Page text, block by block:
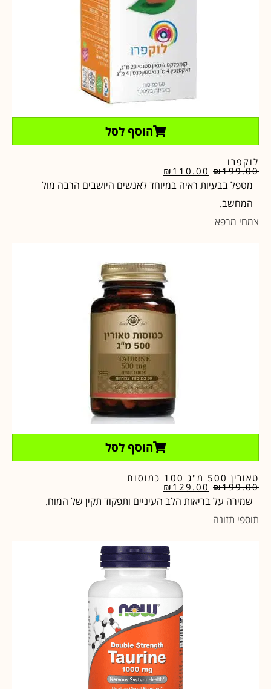
הוסף לסל
לוקפרו
₪199.00
₪ 110.00
מטפל בבעיות ראיה במיוחד לאנשים היושבים הרבה מול
המחשב.
צמחי מרפא
הוסף לסל
טאורין 500 מ"ג 100 כמוסות
₪199.00
₪ 129.00
שמירה על בריאות הלב העיניים ותפקוד תקין של המוח.
תוספי תזונה